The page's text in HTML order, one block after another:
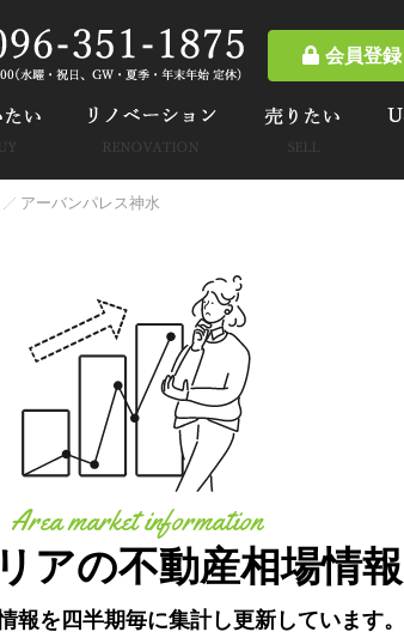
会員登録
アーバンパレス神水
アの不動産相場情報
Area market information
報を四半期毎に集計し更新しています。